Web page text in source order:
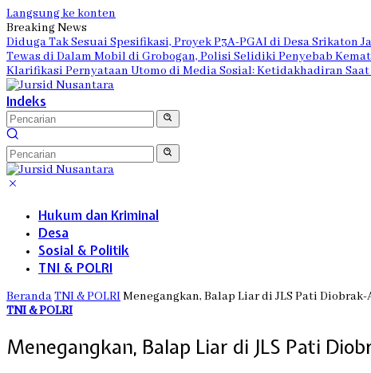
Langsung ke konten
Breaking News
Diduga Tak Sesuai Spesifikasi, Proyek P3A-PGAI di Desa Srikaton
Tewas di Dalam Mobil di Grobogan, Polisi Selidiki Penyebab
Klarifikasi Pernyataan Utomo di Media Sosial: Ketidakhadiran
Indeks
Hukum dan Kriminal
Desa
Sosial & Politik
TNI & POLRI
BerandaTNI & POLRIMenegangkan, Balap Liar di JLS Pati
TNI & POLRI
Menegangkan, Balap Liar di JLS Pati